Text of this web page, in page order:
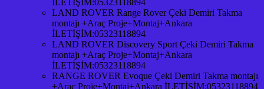
İLETİŞİM:05323118894
LAND ROVER Range Rover Çeki Demiri Takma
montajı +Araç Proje+Montaj+Ankara
İLETİŞİM:05323118894
LAND ROVER Discovery Sport Çeki Demiri Takma
montajı +Araç Proje+Montaj+Ankara
İLETİŞİM:05323118894
RANGE ROVER Evoque Çeki Demiri Takma montajı
+Araç Proje+Montaj+Ankara İLETİŞİM:05323118894